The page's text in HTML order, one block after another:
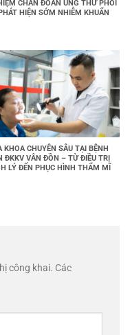
CHẨN ĐOÁN UNG THƯ PHỔI
HIỆN SỚM NHIỄM KHUẨN
KHOA CHUYÊN SÂU TẠI BỆNH
ĐKKV VÂN ĐỒN – TỪ ĐIỀU TRỊ
LÝ ĐẾN PHỤC HÌNH THẨM MĨ
công khai. Các